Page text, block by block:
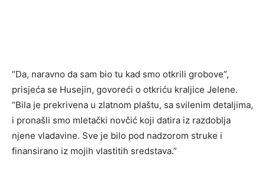
“Da, naravno da sam bio tu kad smo otkrili grobove”,
prisjeća se Husejin, govoreći o otkriću kraljice Jelene.
“Bila je prekrivena u zlatnom plaštu, sa svilenim detaljima,
i pronašli smo mletački novčić koji datira iz razdoblja
njene vladavine. Sve je bilo pod nadzorom struke i
finansirano iz mojih vlastitih sredstava.”